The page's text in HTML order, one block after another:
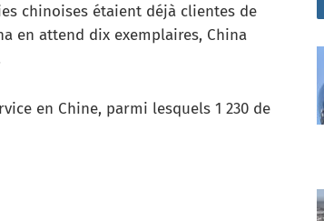
chinoises étaient déjà clientes de
en attend dix exemplaires, China
en Chine, parmi lesquels 1 230 de